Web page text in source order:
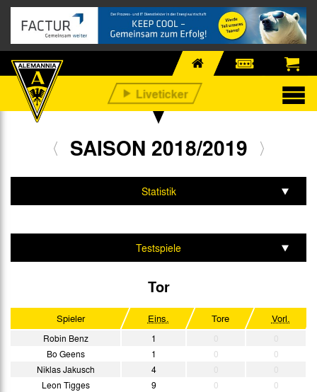
SAISON 2018/2019
Spiele & Tabelle
Statistik
Testspiele
Tor
Spieler Eins. Tore Vorl.
Robin Benz 1
Bo Geens
1 0
0
Niklas Jakusch
4
Leon Tigges
9 0
0